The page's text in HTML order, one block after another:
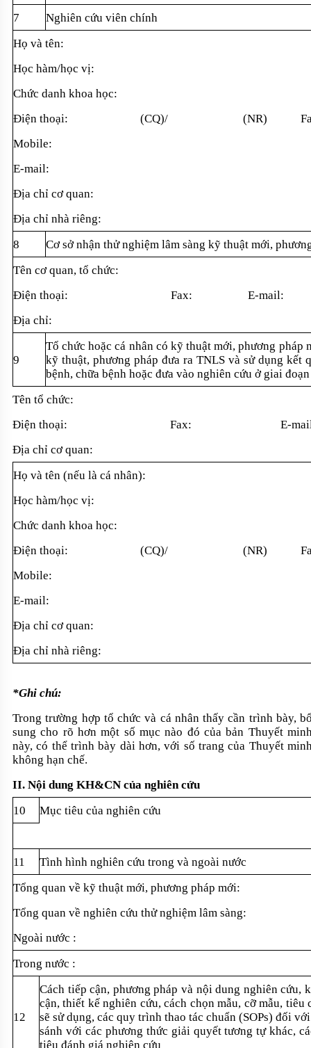
7
Nghiên cứu viên chính
Họ và tên:
Học hàm/học vị:
Chức danh khoa học:
Điện thoại: (CQ)/ (NR)
Mobile:
E-mail:
Địa chỉ cơ quan:
Địa chỉ nhà riêng:
8
Cơ sở nhận thử nghiệm lâm sàng kỹ thuật mới,
Tên cơ quan, tổ chức:
Điện thoại: Fax:
E-mail:
Địa chỉ:
9
Tổ chức hoặc cá nhân có kỹ thuật mới, phương pháp
kỹ thuật, phương pháp đưa ra TNLS và sử dụng kết
bệnh, chữa bệnh hoặc đưa vào nghiên cứu ở giai
Tên tổ chức:
Điện thoại: Fax:
E-
Địa chỉ cơ quan:
Họ và tên (nếu là cá nhân):
Học hàm/học vị:
Chức danh khoa học:
Điện thoại: (CQ)/ (NR)
Mobile:
E-mail:
Địa chỉ cơ quan:
Địa chỉ nhà riêng:
*Ghi chú:
Trong trường hợp tổ chức và cá nhân thấy cần trình bày, b
sung cho rõ hơn một số mục nào đó của bản Thuyết
này, có thể trình bày dài hơn, với số trang của Thuyết
không hạn chế.
II. Nội dung KH&CN của nghiên cứu
10
Mục tiêu của nghiên cứu
11 Tình hình nghiên cứu trong và ngoài nước
Tổng quan về kỹ thuật mới, phương pháp mới:
Tổng quan về nghiên cứu thử nghiệm lâm sàng:
Ngoài nước :
Trong nước :
12
Cách tiếp cận, phương pháp và nội dung nghiên cứu,
cận, thiết kế nghiên cứu, cách chọn mẫu, cỡ mẫu, tiêu
sẽ sử dụng, các quy trình thao tác chuẩn (SOPs) đối
sánh với các phương thức giải quyết tương tự khác,
tiêu đánh giá nghiên cứu